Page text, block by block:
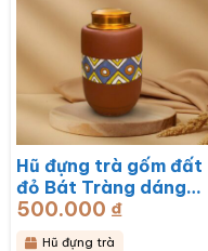
Hũ đựng trà gốm đất
đỏ Bát Tràng dáng
bầu hoạ tiết thổ cẩm
BT-HĐT11
500.000 ₫
Hũ đựng trà